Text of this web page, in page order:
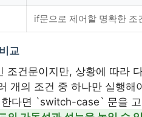
if문으로 제어할 명확한 조
교
조건문이지만, 상황에 따라
개의 조건 중 하나만 실행
다면 `switch-case` 문을